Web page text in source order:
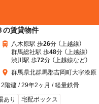
の賃貸物件
八木原駅 歩26分 （上越線）
群馬総社駅 歩48分 （上越線）
渋川駅 歩72分 （上越線など）
群馬県北群馬郡吉岡町大字漆原
2階建 / 29年2ヶ月 / 軽量鉄骨
あり 宅配ボックス